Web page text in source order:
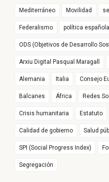
Mediterráneo Movilidad
Federalismo política española
ODS (Objetivos de Desarrollo
Arxiu Digital Pasqual Maragall
Alemania Italia Consejo
Balcanes África Redes
Crisis humanitaria Estatuto
Calidad de gobierno Salud
SPI (Social Progress Index)
Segregación